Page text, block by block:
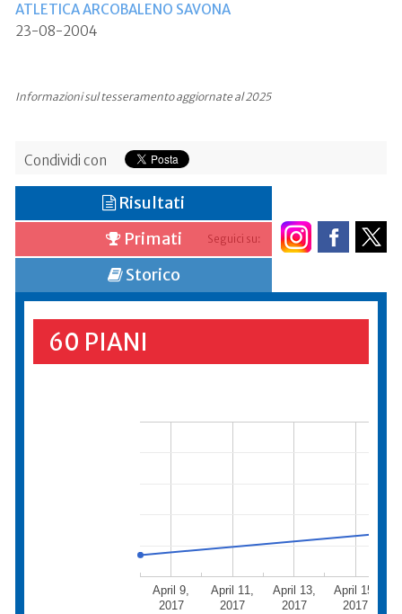
ATLETICA ARCOBALENO SAVONA
23-08-2004
Informazioni sul tesseramento aggiornate al 2025
Condividi con
Seguici su:
Risultati
Primati
Storico
60 PIANI
April 9,
2017
April 11,
2017
April 13,
2017
April 15,
2017